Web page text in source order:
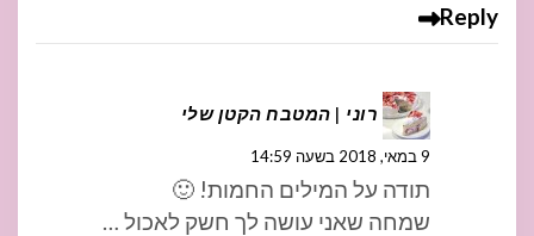
Reply
רוני | המטבח הקטן שלי
9 במאי, 2018 בשעה 14:59
תודה על המילים החמות! 🙂
שמחה שאני עושה לך חשק לאכול …